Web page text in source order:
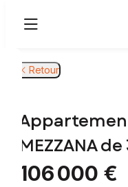
Retour
MEZZANA
106 000 €